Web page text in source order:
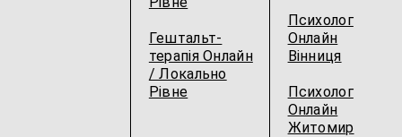
Гештальт-
терапія Онлайн
/ Локально
Рівне
Психолог
Онлайн
Вінниця
Психолог
Онлайн
Житомир